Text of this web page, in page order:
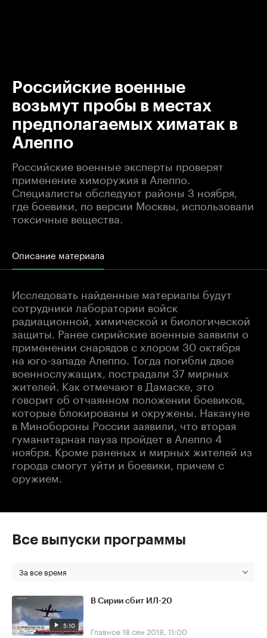
Российские военные
возьмут пробы в местах
предполагаемых химатак в
Алеппо
Российские военные эксперты проверят
применение химоружия в Алеппо.
Специалисты обследуют районы 3 ноября,
где боевики, по версии Москвы, использовали
токсичные вещества.
Описание материала
Исследовать найденные материалы будут
сотрудники лаборатории войск
радиационной, химической и биологической
защиты. Ранее сирийские военные заявили о
применении снарядов с хлором 30 октября
на юго-западе Алеппо. Тогда погибли двое
военнослужащих, пострадали 37 мирных
жителей. Как отмечают в Дамаске, это
говорит об отчаянном положении боевиков,
которые блокированы и окружены. Накануне
в Минобороны России заявили, что вторая
гуманитарная пауза пройдет в Алеппо 4
ноября. Кроме раненых и мирных жителей из
города смогут уйти и боевики, причем с
оружием.
Все выпуски программы
За все время
5:10
В Сирии сбит ИЛ-20
Главное18 сен 2018, 11:00